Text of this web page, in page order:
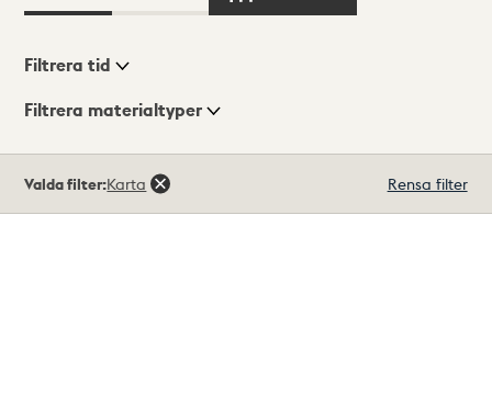
Visningsläge
Filtrera tid
Filtrera materialtyper
träffar
Valda filter:Karta Rensa filter